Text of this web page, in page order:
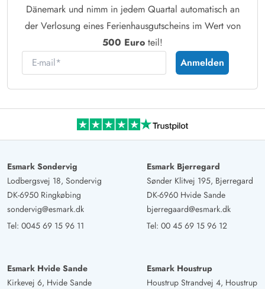
Dänemark und nimm in jedem Quartal automatisch an
der Verlosung eines Ferienhausgutscheins im Wert von
500 Euro teil!
E-mail
Anmelden
Esmark Sondervig
Lodbergsvej 18, Sondervig
DK-6950 Ringkøbing
sondervig@esmark.dk
Tel: 0045 69 15 96 11
Esmark Bjerregard
Sønder Klitvej 195, Bjerregard
DK-6960 Hvide Sande
bjerregaard@esmark.dk
Tel: 00 45 69 15 96 12
Esmark Hvide Sande
Kirkevej 6, Hvide Sande
Esmark Houstrup
Houstrup Strandvej 4, Houstrup